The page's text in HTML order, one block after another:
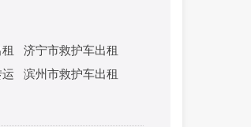
济宁市救护车出租
滨州市救护车出租